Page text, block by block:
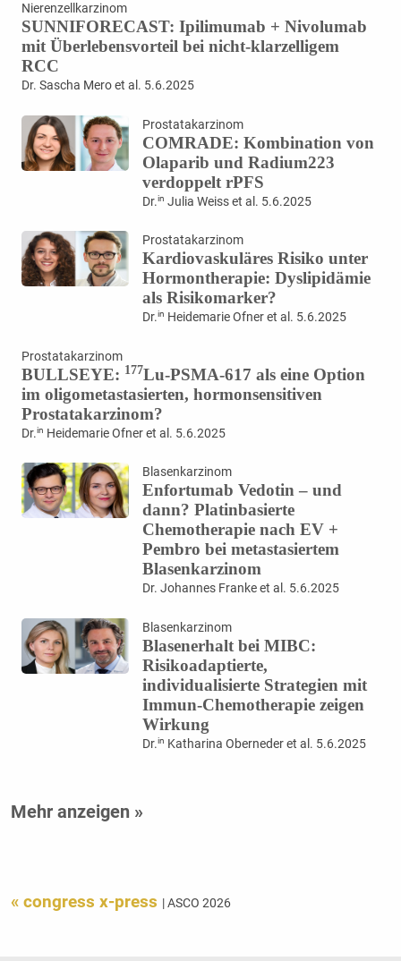
Nierenzellkarzinom
SUNNIFORECAST: Ipilimumab + Nivolumab
mit Überlebensvorteil bei nicht-klarzelligem
RCC
Dr. Sascha Mero et al. 5.6.2025
Prostatakarzinom
COMRADE: Kombination von
Olaparib und Radium223
verdoppelt rPFS
Dr.in Julia Weiss et al. 5.6.2025
Prostatakarzinom
Kardiovaskuläres Risiko unter
Hormontherapie: Dyslipidämie
als Risikomarker?
Dr.in Heidemarie Ofner et al. 5.6.2025
Prostatakarzinom
BULLSEYE: 177Lu-PSMA-617 als eine Option
im oligometastasierten, hormonsensitiven
Prostatakarzinom?
Dr.in Heidemarie Ofner et al. 5.6.2025
Blasenkarzinom
Enfortumab Vedotin – und
dann? Platinbasierte
Chemotherapie nach EV +
Pembro bei metastasiertem
Blasenkarzinom
Dr. Johannes Franke et al. 5.6.2025
Blasenkarzinom
Blasenerhalt bei MIBC:
Risikoadaptierte,
individualisierte Strategien mit
Immun-Chemotherapie zeigen
Wirkung
Dr.in Katharina Oberneder et al. 5.6.2025
Mehr anzeigen »
« congress x-press | ASCO 2026